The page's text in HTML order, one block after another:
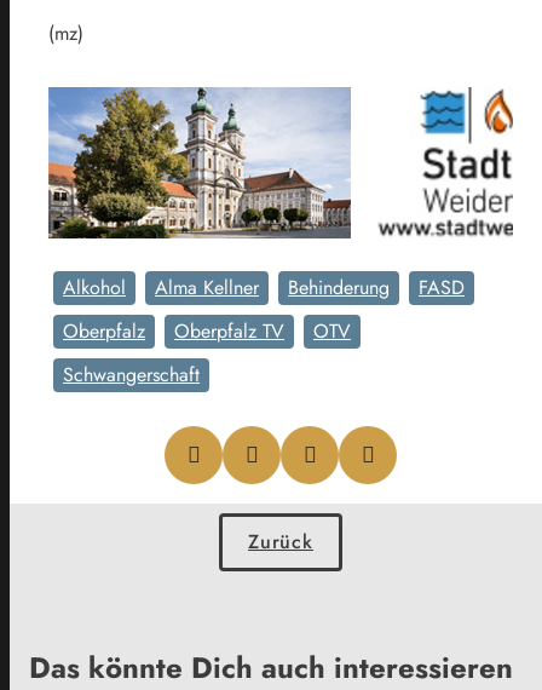
(mz)
Alkohol Alma Kellner Behinderung
FASD
Oberpfalz
Oberpfalz TV
OTV
Schwangerschaft
Zurück
Das könnte Dich auch interessieren